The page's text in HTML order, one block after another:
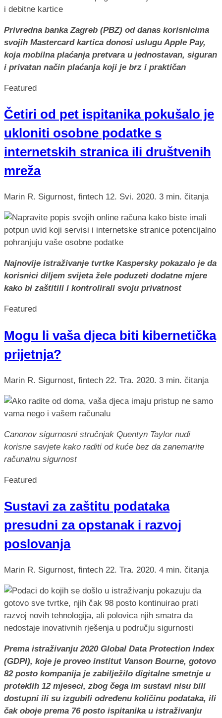
Privredna banka Zagreb (PBZ) od danas korisnicima
svojih Mastercard kartica donosi uslugu Apple Pay,
koja mobilna plaćanja pretvara u jednostavan, siguran
i privatan način plaćanja koji je brz i praktičan
Featured
Četiri od pet ispitanika pokušalo je
ukloniti osobne podatke s
internetskih stranica ili društvenih
mreža
Marin R. Sigurnost, fintech 12. Svi. 2020. 3 min. čitanja
Najnovije istraživanje tvrtke Kaspersky pokazalo je da
korisnici diljem svijeta žele poduzeti dodatne mjere
kako bi zaštitili i kontrolirali svoju privatnost
Featured
Mogu li vaša djeca biti kibernetička
prijetnja?
Marin R. Sigurnost, fintech 22. Tra. 2020. 3 min. čitanja
Canonov sigurnosni stručnjak Quentyn Taylor nudi
korisne savjete kako raditi od kuće bez da zanemarite
računalnu sigurnost
Featured
Sustavi za zaštitu podataka
presudni za opstanak i razvoj
poslovanja
Marin R. Sigurnost, fintech 22. Tra. 2020. 4 min. čitanja
Prema istraživanju 2020 Global Data Protection Index
(GDPI), koje je proveo institut Vanson Bourne, gotovo
82 posto kompanija je zabilježilo digitalne smetnje u
proteklih 12 mjeseci, zbog čega im sustavi nisu bili
dostupni ili su izgubili određenu količinu podataka, ili
čak oboje prema 76 posto ispitanika u istraživanju